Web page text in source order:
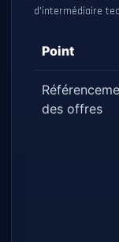
d'intermédiaire
Point
des offres